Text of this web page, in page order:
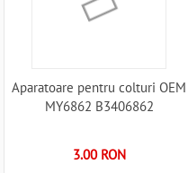
Aparatoare pentru colturi OEM
MY6862 B3406862
3.00 RON